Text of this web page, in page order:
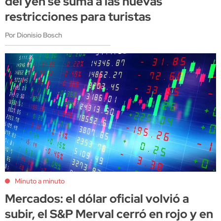
restricciones para turistas
Por Dionisio Bosch
Minuto a minuto
Mercados: el dólar oficial volvió a
subir, el S&P Merval cerró en rojo y en